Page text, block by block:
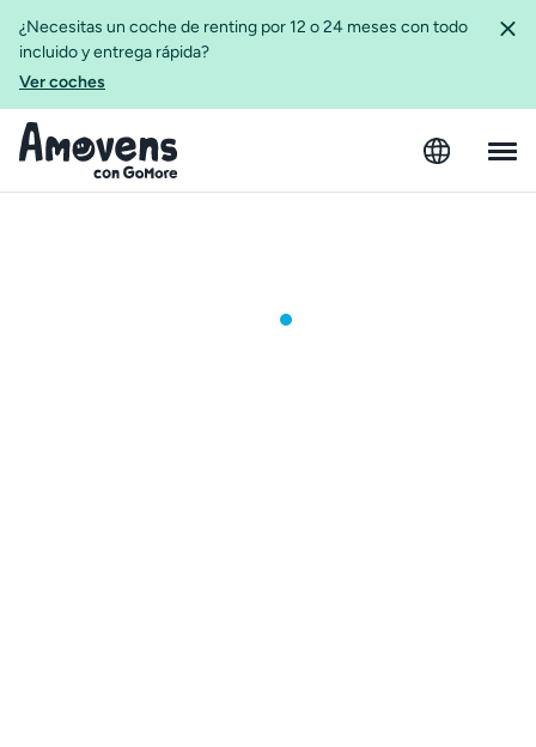
¿Necesitas un coche de renting por 12 o 24 meses con todo
incluido y entrega rápida?
Ver coches